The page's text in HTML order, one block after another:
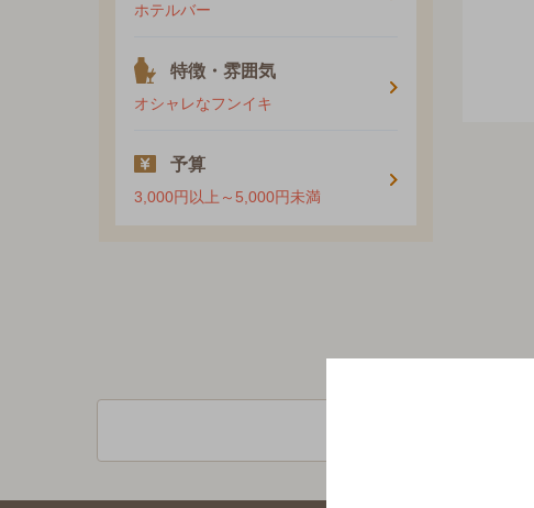
ホテルバー
特徴・雰囲気
オシャレなフンイキ
予算
3,000円以上～5,000円未満